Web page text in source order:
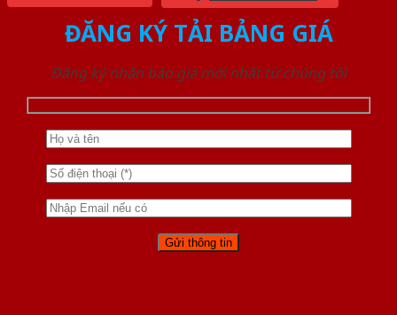
ĐĂNG KÝ TẢI BẢNG GIÁ
Đăng ký nhận báo giá mới nhất từ chúng tôi